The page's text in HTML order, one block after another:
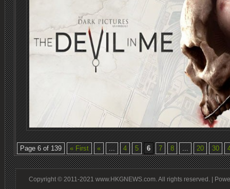
Page 6 of 139 « First « ... 4 5 6 7 8 ... 20 30
Copyright © 2011-2021 www.HKGNEWS.com. All rights reserved. |